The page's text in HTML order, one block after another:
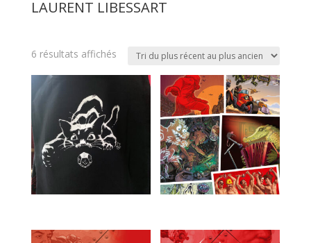
LAURENT LIBESSART
6 résultats affichésTrié
au
ancien